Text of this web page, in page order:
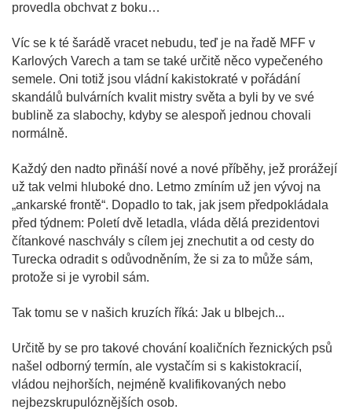
provedla obchvat z boku…
Víc se k té šarádě vracet nebudu, teď je na řadě MFF v
Karlových Varech a tam se také určitě něco vypečeného
semele. Oni totiž jsou vládní kakistokraté v pořádání
skandálů bulvárních kvalit mistry světa a byli by ve své
bublině za slabochy, kdyby se alespoň jednou chovali
normálně.
Každý den nadto přináší nové a nové příběhy, jež prorážejí
už tak velmi hluboké dno. Letmo zmíním už jen vývoj na
„ankarské frontě“. Dopadlo to tak, jak jsem předpokládala
před týdnem: Poletí dvě letadla, vláda dělá prezidentovi
čítankové naschvály s cílem jej znechutit a od cesty do
Turecka odradit s odůvodněním, že si za to může sám,
protože si je vyrobil sám.
Tak tomu se v našich kruzích říká: Jak u blbejch...
Určitě by se pro takové chování koaličních řeznických psů
našel odborný termín, ale vystačím si s kakistokracií,
vládou nejhorších, nejméně kvalifikovaných nebo
nejbezskrupulóznějších osob.